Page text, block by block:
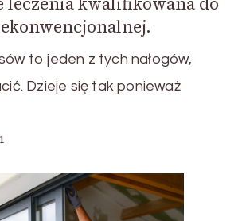
to jeden z tych nałogów,
Dzieje się tak ponieważ